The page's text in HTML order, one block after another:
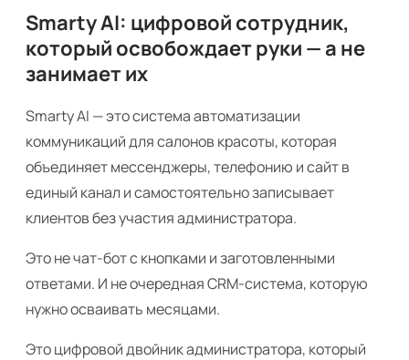
Smarty AI: цифровой сотрудник,
который освобождает руки — а не
занимает их
Smarty AI — это система автоматизации
коммуникаций для салонов красоты, которая
объединяет мессенджеры, телефонию и сайт в
единый канал и самостоятельно записывает
клиентов без участия администратора.
Это не чат-бот с кнопками и заготовленными
ответами. И не очередная CRM-система, которую
нужно осваивать месяцами.
Это цифровой двойник администратора, который